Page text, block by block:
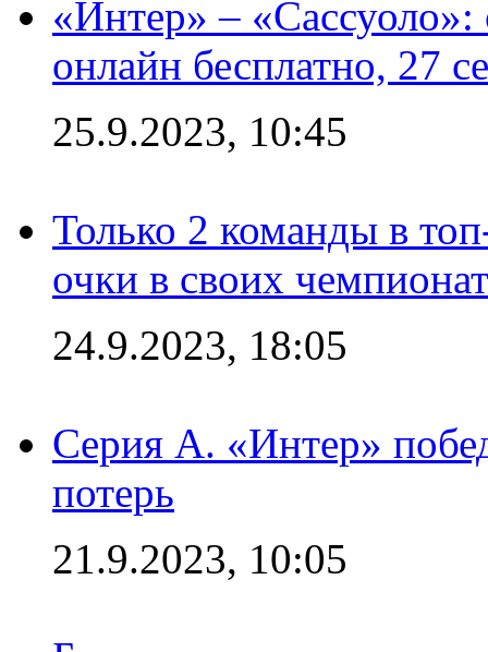
«Интер» –
онлайн бесплатно, 27
25.9.2023, 10:45
Только 2 команды в
очки в своих
24.9.2023, 18:05
Серия А. «Интер»
потерь
21.9.2023, 10:05